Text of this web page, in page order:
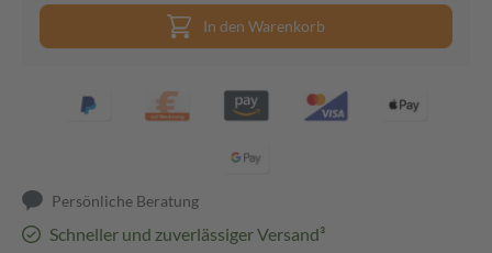
In den Warenkorb
Persönliche Beratung
Schneller und zuverlässiger Versand³